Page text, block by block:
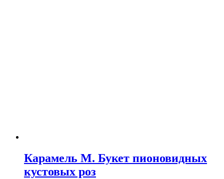
Карамель M. Букет пионовидных
кустовых роз